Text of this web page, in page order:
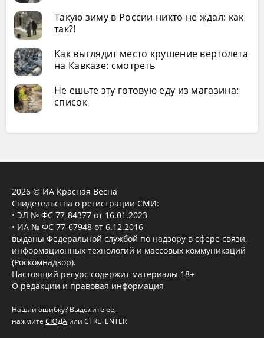
Такую зиму в России никто не ждал: как
так?!
Как выглядит место крушение вертолета
на Кавказе: смотреть
Не ешьте эту готовую еду из магазина:
список
2026 © ИА Красная Весна
Свидетельства о регистрации СМИ:
• ЭЛ № ФС 77-84377 от 16.01.2023
• ИА № ФС 77-67948 от 6.12.2016
выданы Федеральной службой по надзору в сфере связи,
информационных технологий и массовых коммуникаций
(Роскомнадзор).
Настоящий ресурс содержит материалы 18+
О редакции и правовая информация
Нашли ошибку? Выделите ее,
нажмите СЮДА или CTRL+ENTER